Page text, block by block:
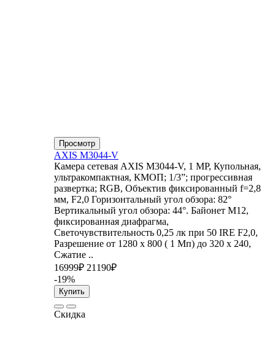
Просмотр
AXIS M3044-V
Камера сетевая AXIS M3044-V, 1 MP, Купольная,
ультракомпактная, КМОП; 1/3”; прогрессивная
развертка; RGB, Объектив фиксированный f=2,8
мм, F2,0 Горизонтальный угол обзора: 82°
Вертикальный угол обзора: 44°. Байонет М12,
фиксированная диафрагма,
Светочувствительность 0,25 лк при 50 IRE F2,0,
Разрешение от 1280 x 800 ( 1 Мп) до 320 x 240,
Сжатие ..
16999₽ 21190₽
-19%
Купить
Скидка